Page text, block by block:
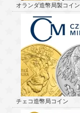
オランダ造幣局製コイン
チェコ造幣局コイン